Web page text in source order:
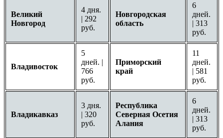
Великий
Новгород
4 дня.
| 292
руб.
Новгородская
область
6
дней.
| 313
руб.
Владивосток
5
дней. |
766
руб.
Приморский
край
11
дней.
| 581
руб.
Владикавказ
3 дня.
| 320
руб.
Республика
Северная Осетия
Алания
6
дней.
| 313
руб.